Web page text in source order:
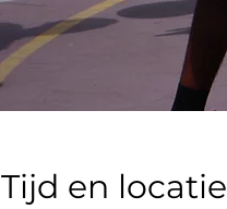
Tijd en locatie